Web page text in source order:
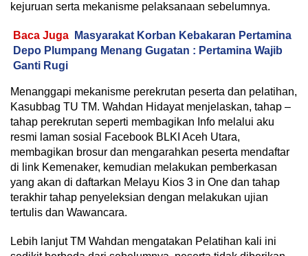
kejuruan serta mekanisme pelaksanaan sebelumnya.
Baca Juga
Masyarakat Korban Kebakaran Pertamina
Depo Plumpang Menang Gugatan : Pertamina Wajib
Ganti Rugi
Menanggapi mekanisme perekrutan peserta dan pelatihan,
Kasubbag TU TM. Wahdan Hidayat menjelaskan, tahap –
tahap perekrutan seperti membagikan Info melalui aku
resmi laman sosial Facebook BLKI Aceh Utara,
membagikan brosur dan mengarahkan peserta mendaftar
di link Kemenaker, kemudian melakukan pemberkasan
yang akan di daftarkan Melayu Kios 3 in One dan tahap
terakhir tahap penyeleksian dengan melakukan ujian
tertulis dan Wawancara.
Lebih lanjut TM Wahdan mengatakan Pelatihan kali ini